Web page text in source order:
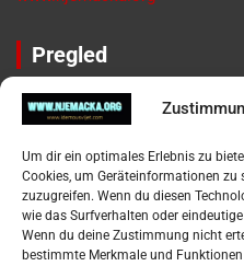
Um dir ein optimales Erlebnis zu
Cookies, um Geräteinformationen
zuzugreifen. Wenn du diesen
wie das Surfverhalten oder
Wenn du deine Zustimmung nicht
bestimmte Merkmale und
Pregled
Impressum
Datenschutzerklärung
Widerufsbelehrung
Oglašavanje / Postavite svoj
Tko je “Idemo u